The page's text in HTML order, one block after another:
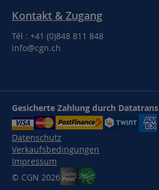
Kontakt & Zugang
Tél : +41 (0)848 811 848
info@cgn.ch
Gesicherte Zahlung durch Datatrans
Datenschutz
Verkaufsbedingungen
Impressum
© CGN 2026